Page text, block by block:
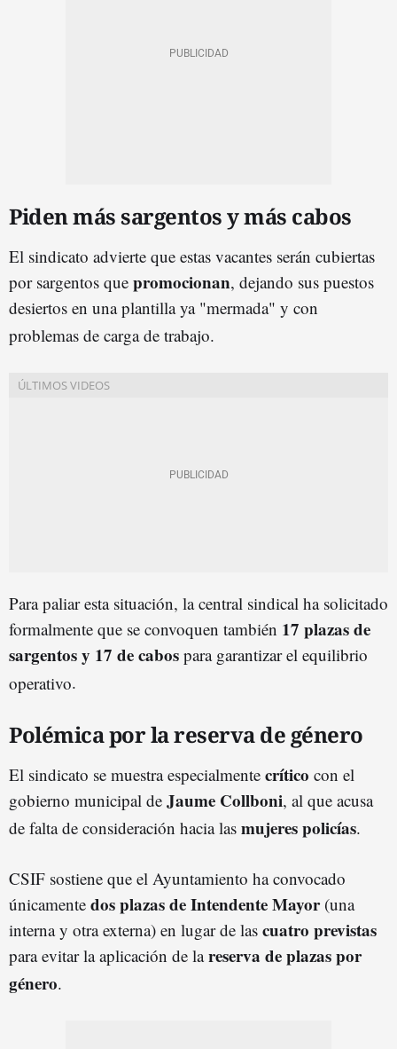
Piden más sargentos y más cabos
El sindicato advierte que estas vacantes serán cubiertas
por sargentos que promocionan, dejando sus puestos
desiertos en una plantilla ya "mermada" y con
problemas de carga de trabajo.
Para paliar esta situación, la central sindical ha solicitado
formalmente que se convoquen también 17 plazas de
sargentos y 17 de cabos para garantizar el equilibrio
operativo.
Polémica por la reserva de género
El sindicato se muestra especialmente crítico con el
gobierno municipal de Jaume Collboni, al que acusa
de falta de consideración hacia las mujeres policías.
CSIF sostiene que el Ayuntamiento ha convocado
únicamente dos plazas de Intendente Mayor(una
interna y otra externa) en lugar de las cuatro previstas
para evitar la aplicación de lareserva de plazas por
género.